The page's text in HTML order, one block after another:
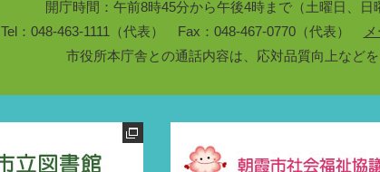
開庁時間：午前8時45分から午後4時まで（土曜日、日
Tel：048-463-1111（代表） Fax：048-467-0770（代表）
市役所本庁舎との通話内容は、応対品質向上などを